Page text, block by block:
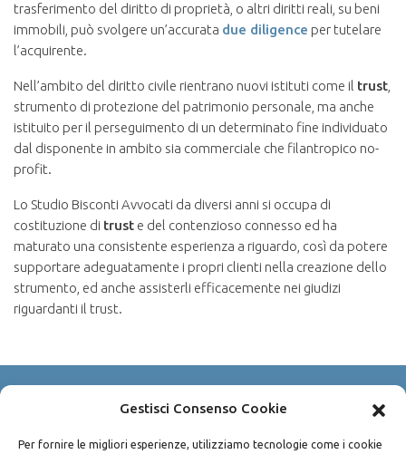
Gestisci Consenso Cookie
Per fornire le migliori esperienze, utilizziamo tecnologie come i cookie
trasferimento del diritto di proprietà, o altri diritti reali, su beni
immobili, può svolgere un’accurata due diligence per tutelare
l’acquirente.
Nell’ambito del diritto civile rientrano nuovi istituti come il trust
strumento di protezione del patrimonio personale, ma anche
istituito per il perseguimento di un determinato fine individuato
dal disponente in ambito sia commerciale che filantropico no-
profit.
Lo Studio Bisconti Avvocati da diversi anni si occupa di
costituzione di trust e del contenzioso connesso ed ha
maturato una consistente esperienza a riguardo, così da potere
supportare adeguatamente i propri clienti nella creazione dello
strumento, ed anche assisterli efficacemente nei giudizi
riguardanti il trust.
P.IVA 04490100825